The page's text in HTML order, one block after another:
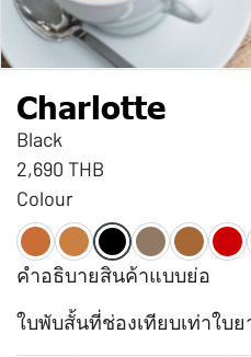
Charlotte
Black
2,690 THB
Colour
คำอธิบายสินค้าแบบย่อ
ใบพับสั้นที่ช่องเทียบเท่าใบย